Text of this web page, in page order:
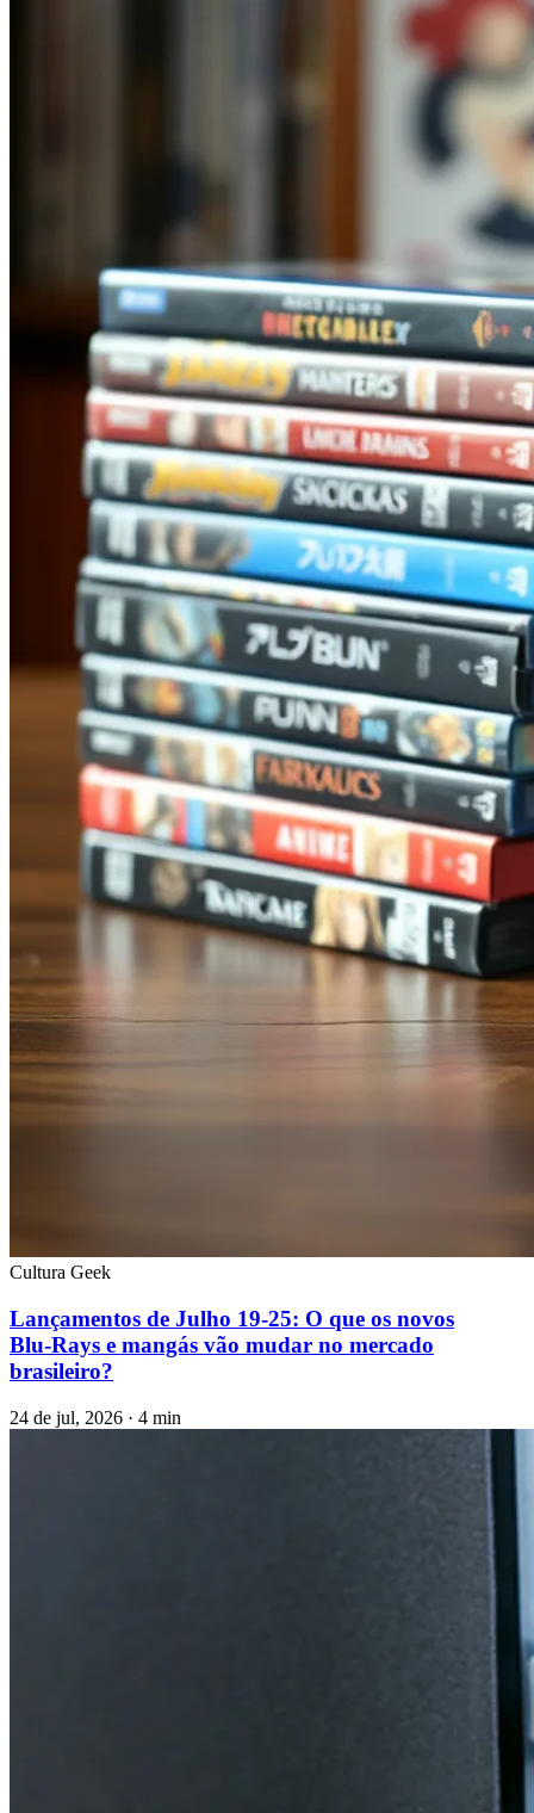
Cultura Geek
Lançamentos de Julho 19‑25: O que os novos
Blu‑Rays e mangás vão mudar no mercado
brasileiro?
24 de jul, 2026 · 4 min